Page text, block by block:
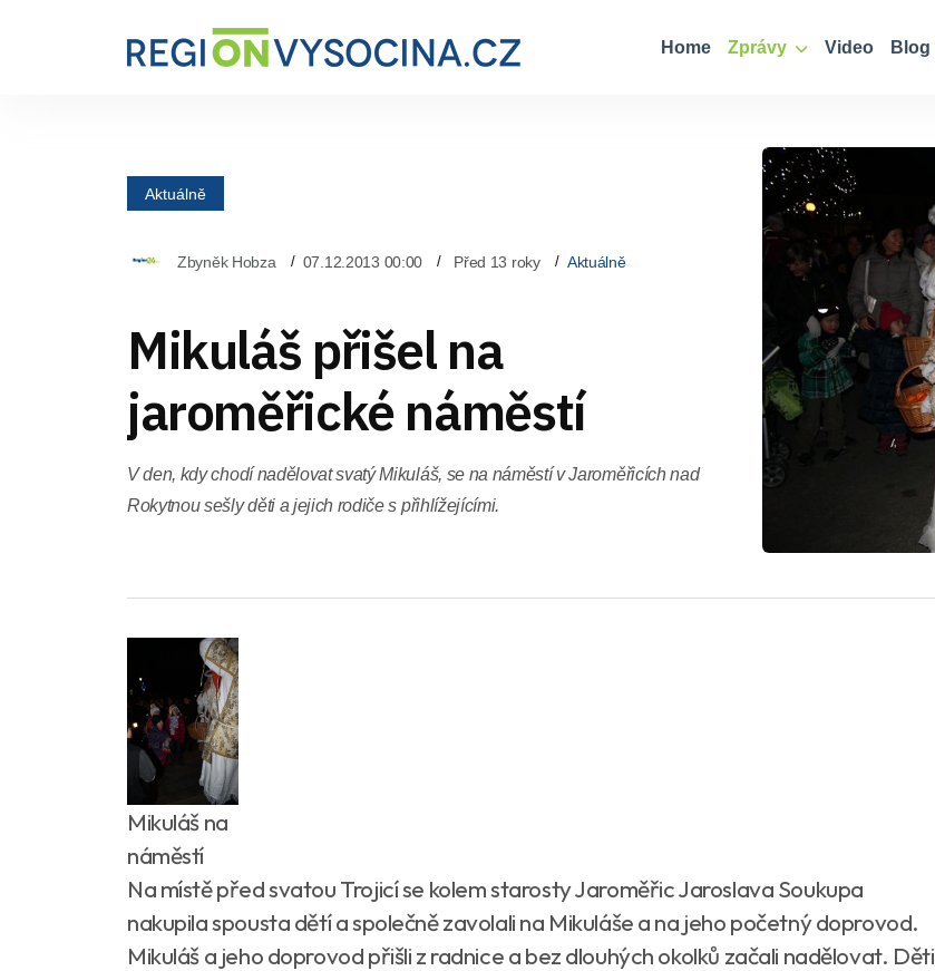
Home Zprávy Video Blog
Aktuálně
Zbyněk Hobza 07.12.2013 00:00 Před 13 roky Aktuálně
Mikuláš přišel na
jaroměřické náměstí
V den, kdy chodí nadělovat svatý Mikuláš, se na náměstí v Jaroměřicích nad
Rokytnou sešly děti a jejich rodiče s přihlížejícími.
Mikuláš na
náměstí
Na místě před svatou Trojicí se kolem starosty Jaroměřic Jaroslava Soukupa
nakupila spousta dětí a společně zavolali na Mikuláše a na jeho početný doprovod.
Mikuláš a jeho doprovod přišli z radnice a bez dlouhých okolků začali nadělovat. Děti